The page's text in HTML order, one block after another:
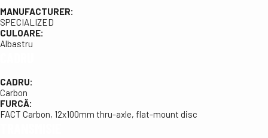
MANUFACTURER:
SPECIALIZED
CULOARE:
Albastru
CADRU:
Carbon
FURCĂ:
FACT Carbon, 12x100mm thru-axle, flat-mount disc